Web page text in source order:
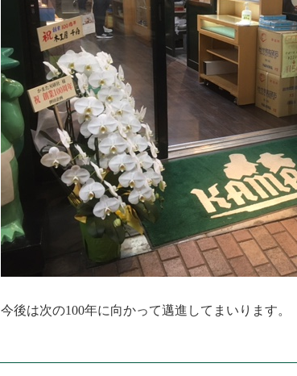
今後は次の100年に向かって邁進してまいります。